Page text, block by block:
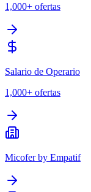
1,000+ ofertas
Salario de Operario
1,000+ ofertas
Micofer by Empatif